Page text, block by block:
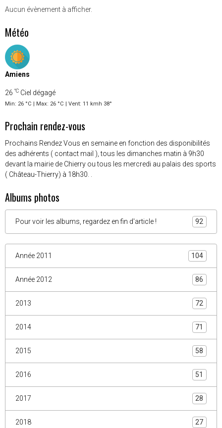
Aucun évènement à afficher.
Météo
Amiens
26 °C Ciel dégagé
Min: 26 °C | Max: 26 °C | Vent: 11 kmh 38°
Prochain rendez-vous
Prochains Rendez Vous en semaine en fonction des disponibilités
des adhérents ( contact mail ), tous les dimanches matin à 9h30
devant la mairie de Chierry ou tous les mercredi au palais des sports
( Château-Thierry) à 18h30. .
Albums photos
Pour voir les albums, regardez en fin d'article ! 92
Année 2011 104
Année 2012 86
2013 72
2014 71
2015 58
2016 51
2017 28
2018 27